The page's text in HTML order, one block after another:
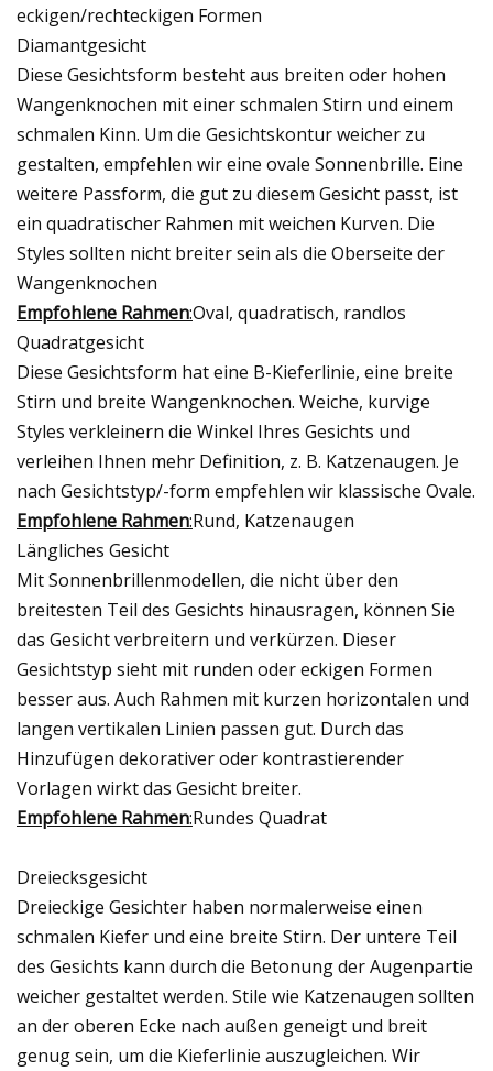
eckigen/rechteckigen Formen
Diamantgesicht
Diese Gesichtsform besteht aus breiten oder hohen
Wangenknochen mit einer schmalen Stirn und einem
schmalen Kinn. Um die Gesichtskontur weicher zu
gestalten, empfehlen wir eine ovale Sonnenbrille. Eine
weitere Passform, die gut zu diesem Gesicht passt, ist
ein quadratischer Rahmen mit weichen Kurven. Die
Styles sollten nicht breiter sein als die Oberseite der
Wangenknochen
Empfohlene Rahmen:Oval, quadratisch, randlos
Quadratgesicht
Diese Gesichtsform hat eine B-Kieferlinie, eine breite
Stirn und breite Wangenknochen. Weiche, kurvige
Styles verkleinern die Winkel Ihres Gesichts und
verleihen Ihnen mehr Definition, z. B. Katzenaugen. Je
nach Gesichtstyp/-form empfehlen wir klassische Ovale.
Empfohlene Rahmen:Rund, Katzenaugen
Längliches Gesicht
Mit Sonnenbrillenmodellen, die nicht über den
breitesten Teil des Gesichts hinausragen, können Sie
das Gesicht verbreitern und verkürzen. Dieser
Gesichtstyp sieht mit runden oder eckigen Formen
besser aus. Auch Rahmen mit kurzen horizontalen und
langen vertikalen Linien passen gut. Durch das
Hinzufügen dekorativer oder kontrastierender
Vorlagen wirkt das Gesicht breiter.
Empfohlene Rahmen:Rundes Quadrat
Dreiecksgesicht
Dreieckige Gesichter haben normalerweise einen
schmalen Kiefer und eine breite Stirn. Der untere Teil
des Gesichts kann durch die Betonung der Augenpartie
weicher gestaltet werden. Stile wie Katzenaugen sollten
an der oberen Ecke nach außen geneigt und breit
genug sein, um die Kieferlinie auszugleichen. Wir